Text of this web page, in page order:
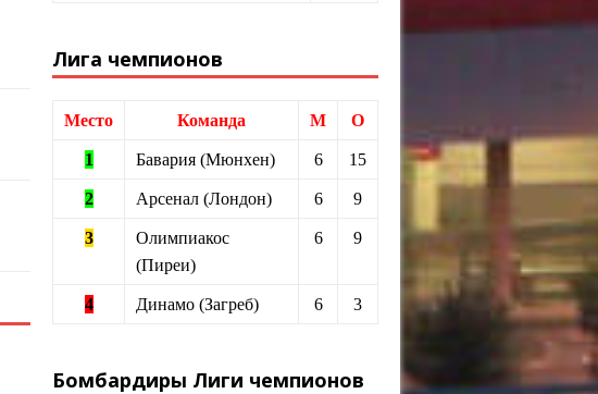
Лига чемпионов
Место Команда М О
1 Бавария (Мюнхен) 6 15
2 Арсенал (Лондон) 6 9
3
Олимпиакос
(Пиреи)
6 9
4 Динамо (Загреб) 6 3
Бомбардиры Лиги чемпионов